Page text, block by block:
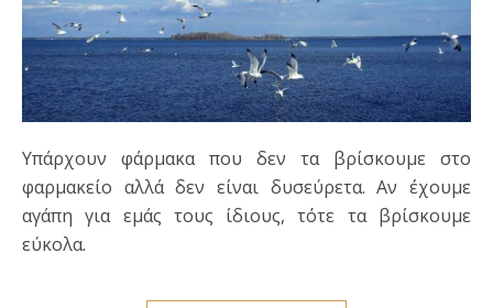
Υπάρχουν φάρμακα που δεν τα βρίσκουμε στο
φαρμακείο αλλά δεν είναι δυσεύρετα. Αν έχουμε
αγάπη για εμάς τους ίδιους, τότε τα βρίσκουμε
εύκολα.